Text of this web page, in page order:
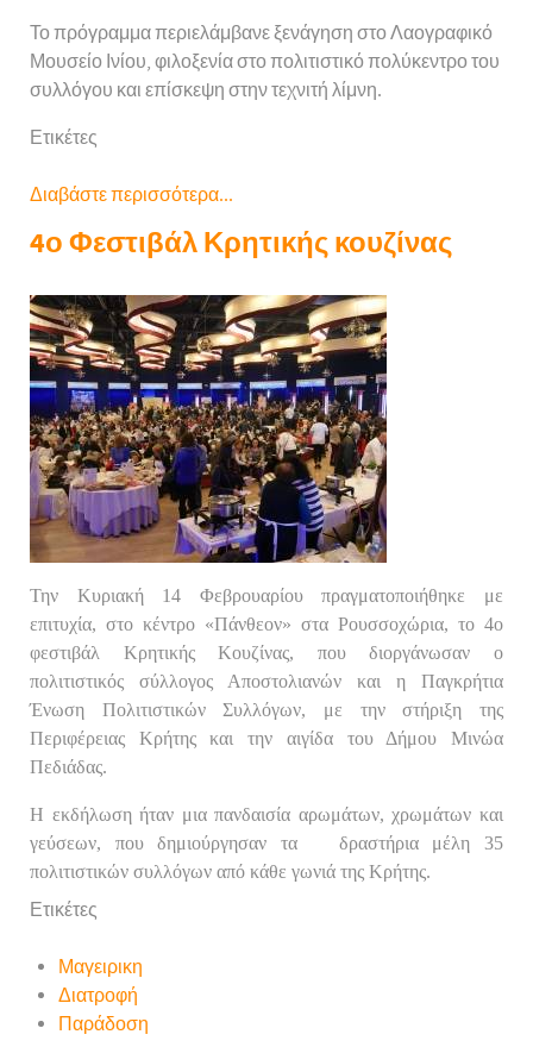
Το πρόγραμμα περιελάμβανε ξενάγηση στο Λαογραφικό
Μουσείο Ινίου, φιλοξενία στο πολιτιστικό πολύκεντρο του
συλλόγου και επίσκεψη στην τεχνιτή λίμνη.
Ετικέτες
Διαβάστε περισσότερα...
4ο Φεστιβάλ Κρητικής κουζίνας
Την Κυριακή 14 Φεβρουαρίου πραγματοποιήθηκε με
επιτυχία, στο κέντρο «Πάνθεον» στα Ρουσσοχώρια, το 4ο
φεστιβάλ Κρητικής Κουζίνας, που διοργάνωσαν ο
πολιτιστικός σύλλογος Αποστολιανών και η Παγκρήτια
Ένωση Πολιτιστικών Συλλόγων, με την στήριξη της
Περιφέρειας Κρήτης και την αιγίδα του Δήμου Μινώα
Πεδιάδας.
Η εκδήλωση ήταν μια πανδαισία αρωμάτων, χρωμάτων και
γεύσεων, που δημιούργησαν τα δραστήρια μέλη 35
πολιτιστικών συλλόγων από κάθε γωνιά της Κρήτης.
Ετικέτες
Μαγειρικη
Διατροφή
Παράδοση